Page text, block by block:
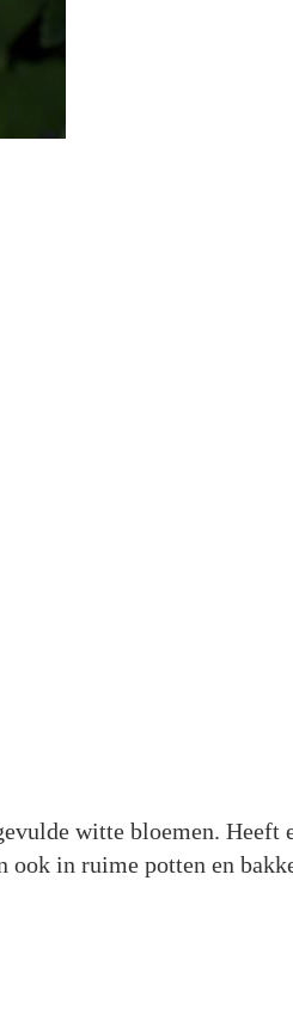
witte bloemen. Heeft
in ruime potten en